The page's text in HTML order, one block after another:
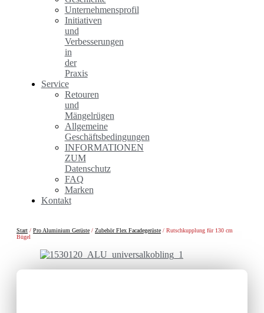
Unternehmensprofil
Initiativen
und
Verbesserungen
in
der
Praxis
Service
Retouren
und
Mängelrügen
Allgemeine
Geschäftsbedingungen
INFORMATIONEN
ZUM
Datenschutz
FAQ
Marken
Kontakt
Start / Pro Aluminium Gerüste / Zubehör Flex Facadegerüste / Rutschkupplung für 130 cm
Bügel